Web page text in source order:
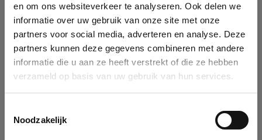
en om ons websiteverkeer te analyseren. Ook delen we
informatie over uw gebruik van onze site met onze
partners voor social media, adverteren en analyse. Deze
partners kunnen deze gegevens combineren met andere
informatie die u aan ze heeft verstrekt of die ze hebben
verzameld op basis van uw gebruik van hun services.
Noodzakelijk
Identification
Please fill in your company details
You can search a company in our database by name, VAT or
enterprise ID. When a company is selected it will auto-complete the
form. If you don't find your company in our database, you can create
See details
Ok